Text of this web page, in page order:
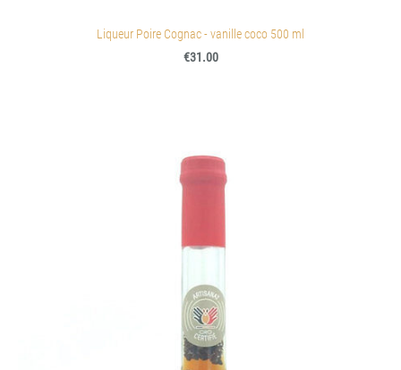
Liqueur Poire Cognac - vanille coco 500 ml
€31.00